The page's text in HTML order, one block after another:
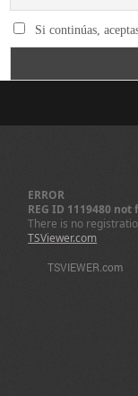
Si continúas,
ERROR
REG ID 1119480 not
There is no
TSViewer.com